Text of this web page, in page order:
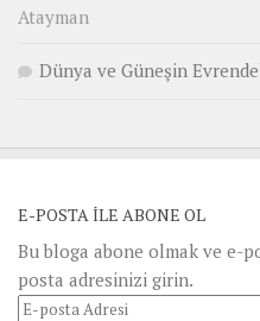
Atayman
Dünya ve Güneşin
E-POSTA ILE ABONE OL
Bu bloga abone olmak ve e-
posta adresinizi girin.
E-